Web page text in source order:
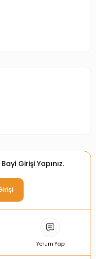
Girişi Yapınız.
Yorum Yap